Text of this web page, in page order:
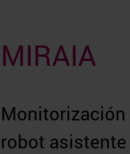
MIRAIA
robot